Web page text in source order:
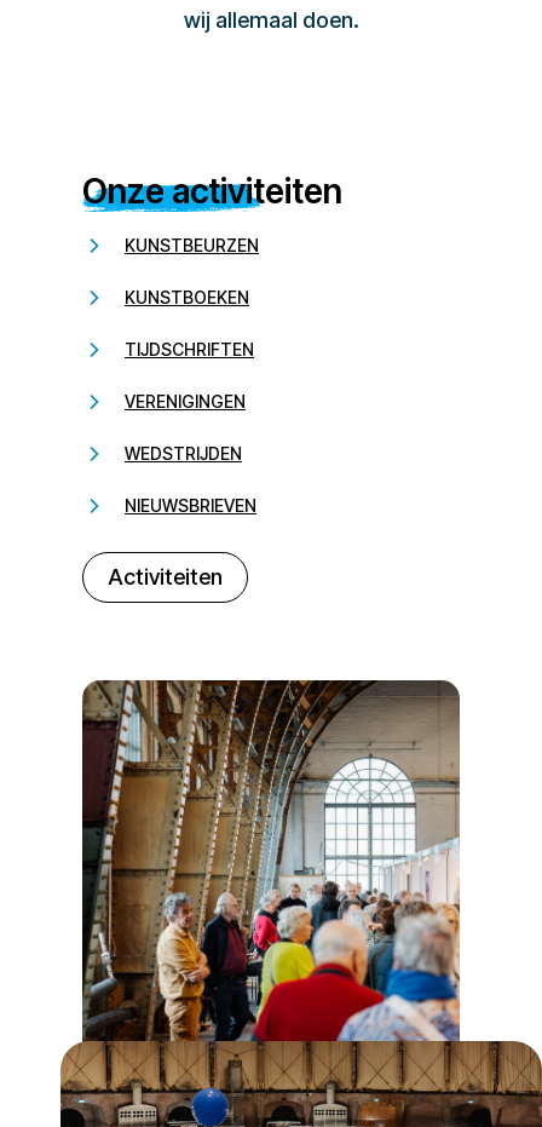
wij allemaal doen.
Onze activiteiten
KUNSTBEURZEN
KUNSTBOEKEN
TIJDSCHRIFTEN
VERENIGINGEN
WEDSTRIJDEN
NIEUWSBRIEVEN
Activiteiten
232323